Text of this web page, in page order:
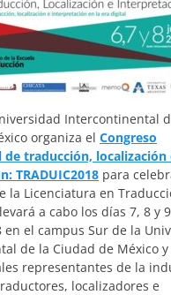
Intercontinental
organiza el Congreso
traducción, localización
TRADUIC2018 para
la Licenciatura en
a cabo los días 7, 8 y
en el campus Sur de la
de la Ciudad de México
representantes de la
localizadores e